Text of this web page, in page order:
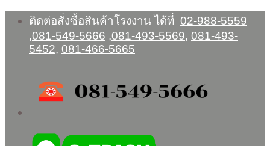
Skip
content
ติดต่อสั่งซื้อสินค้าโรงงาน ได้ที่ 02-988-5559
,081-549-5666 ,081-493-5569, 081-493-
5452, 081-466-5665